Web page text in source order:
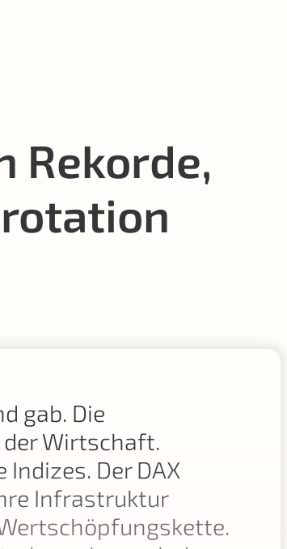
Rekorde,
gab. Die
Wirtschaft.
Der DAX
Infrastruktur